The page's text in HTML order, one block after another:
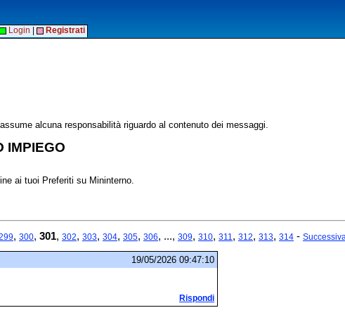
Login Registrati
alcuna responsabilità riguardo al contenuto dei messaggi.
IMPIEGO
ai tuoi Preferiti su Mininterno.
, 300, 301, 302, 303, 304, 305, 306, ..., 309, 310, 311, 312, 313, 314 -
19/05/2026 09:47:10
Rispondi